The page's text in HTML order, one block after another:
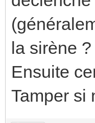
la sirène ?
Ensuite
Tamper si